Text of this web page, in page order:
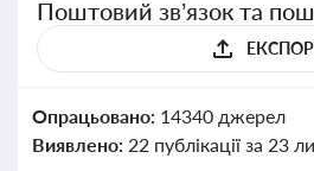
Поштовий зв’язок та
Опрацьовано: 14340 джерел
Виявлено: 22 публікації за 23